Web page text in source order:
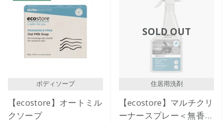
ボディソープ
【ecostore】オートミル
クソープ
SOLD OUT
住居用洗剤
【ecostore】マルチクリ
ーナースプレー＜無香料